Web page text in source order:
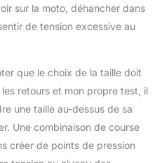
sur la moto, déhancher dans
de tension excessive au
que le choix de la taille doit
retours et mon propre test, il
une taille au-dessus de sa
Une combinaison de course
créer de points de pression